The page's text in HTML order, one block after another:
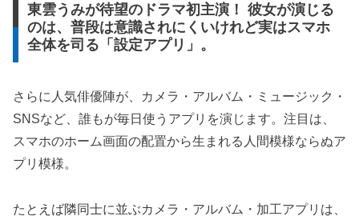
東雲うみが待望のドラマ初主演！ 彼女が演じる
のは、普段は意識されにくいけれど実はスマホ
全体を司る「設定アプリ」。
さらに人気俳優陣が、カメラ・アルバム・ミュージック・
SNSなど、誰もが毎日使うアプリを演じます。注目は、
スマホのホーム画面の配置から生まれる人間模様ならぬア
プリ模様。
たとえば隣同士に並ぶカメラ・アルバム・加工アプリは、